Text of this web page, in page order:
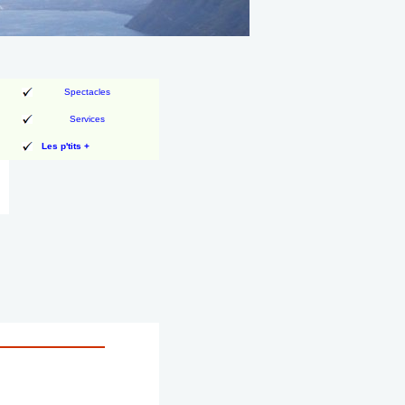
Spectacles
Services
Les p'tits +